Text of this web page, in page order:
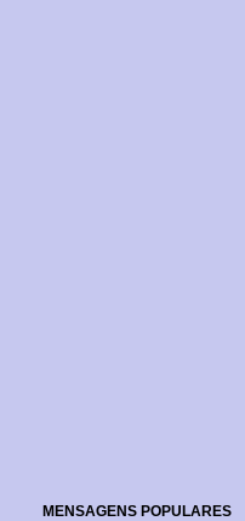
MENSAGENS POPULARES